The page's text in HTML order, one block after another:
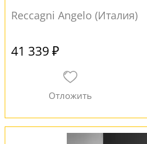
Reccagni Angelo (Италия)
41 339 ₽